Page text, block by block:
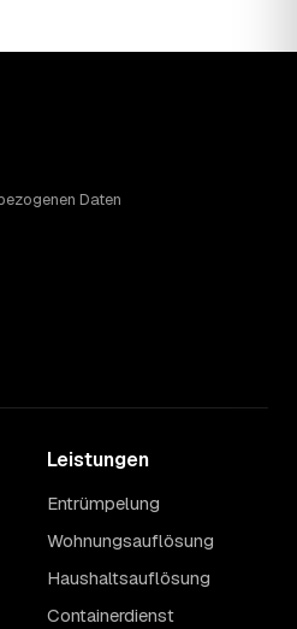
voll möblierte Wohnung mit
Sperrmüll eher am oberen.
den Endpreis. Den genauen
Sie erst nach einer kurzen,
Daten
Leistungen
Entrümpelung
Wohnungsauflösung
Haushaltsauflösung
Containerdienst